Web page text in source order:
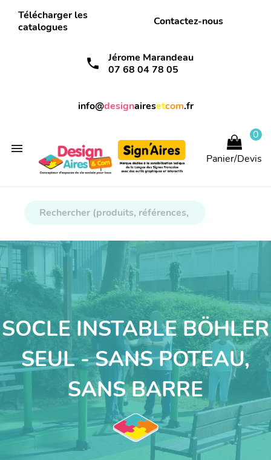
Télécharger les
catalogues
Contactez-nous
call
Jérome Marandeau
07 68 04 78 05
info@designairesetcom.fr

0
Panier/Devis
SOCLE INSTABLE BÖHLER
SEUL - SANS POTEAU,
SANS BARRE